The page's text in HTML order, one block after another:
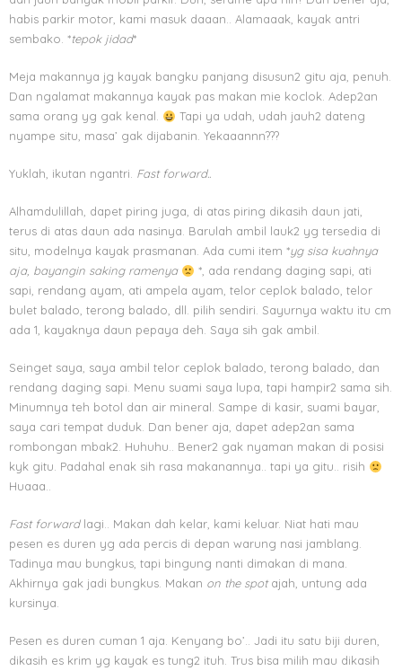
habis parkir motor, kami masuk daaan.. Alamaaak, kayak antri
sembako. *tepok jidad*
Meja makannya jg kayak bangku panjang disusun2 gitu aja, penuh.
Dan ngalamat makannya kayak pas makan mie koclok. Adep2an
sama orang yg gak kenal.
Tapi ya udah, udah jauh2 dateng
nyampe situ, masa’ gak dijabanin. Yekaaannn???
Yuklah, ikutan ngantri. Fast forward..
Alhamdulillah, dapet piring juga, di atas piring dikasih daun jati,
terus di atas daun ada nasinya. Barulah ambil lauk2 yg tersedia di
situ, modelnya kayak prasmanan. Ada cumi item *yg sisa kuahnya
aja, bayangin saking ramenya
*, ada rendang daging sapi, ati
sapi, rendang ayam, ati ampela ayam, telor ceplok balado, telor
bulet balado, terong balado, dll. pilih sendiri. Sayurnya waktu itu cm
ada 1, kayaknya daun pepaya deh. Saya sih gak ambil.
Seinget saya, saya ambil telor ceplok balado, terong balado, dan
rendang daging sapi. Menu suami saya lupa, tapi hampir2 sama sih.
Minumnya teh botol dan air mineral. Sampe di kasir, suami bayar,
saya cari tempat duduk. Dan bener aja, dapet adep2an sama
rombongan mbak2. Huhuhu.. Bener2 gak nyaman makan di posisi
kyk gitu. Padahal enak sih rasa makanannya.. tapi ya gitu.. risih
Huaaa..
Fast forwardlagi.. Makan dah kelar, kami keluar. Niat hati mau
pesen es duren yg ada percis di depan warung nasi jamblang.
Tadinya mau bungkus, tapi bingung nanti dimakan di mana.
Akhirnya gak jadi bungkus. Makan on the spotajah, untung ada
kursinya.
Pesen es duren cuman 1 aja. Kenyang bo’.. Jadi itu satu biji duren,
dikasih es krim yg kayak es tung2 ituh. Trus bisa milih mau dikasih